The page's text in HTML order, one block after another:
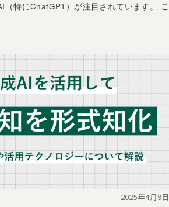
（特にChatGPT）が注目されています。 こ
2025年4月9日